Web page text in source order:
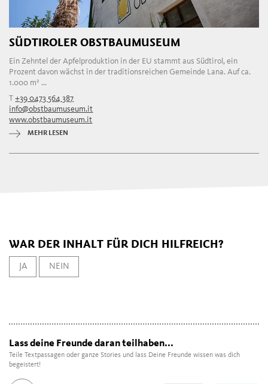
SÜDTIROLER OBSTBAUMUSEUM
Ein Zehntel der Apfelproduktion in der EU stammt aus Südtirol, ein
Prozent davon wächst in der traditionsreichen Gemeinde Lana. Auf ca.
1.000 m² ...
T+39 0473 564 387
info@obstbaumuseum.it
www.obstbaumuseum.it
MEHR LESEN
WAR DER INHALT FÜR DICH HILFREICH?
JA NEIN
Lass deine Freunde daran teilhaben...
Teile Textpassagen oder ganze Stories und lass Deine Freunde wissen was dich
begeistert!